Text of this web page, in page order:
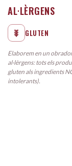
AL·LÈRGENS
GLUTEN
Elaborem en un
al·lèrgens: tots els
gluten als ingredients
intolerants).